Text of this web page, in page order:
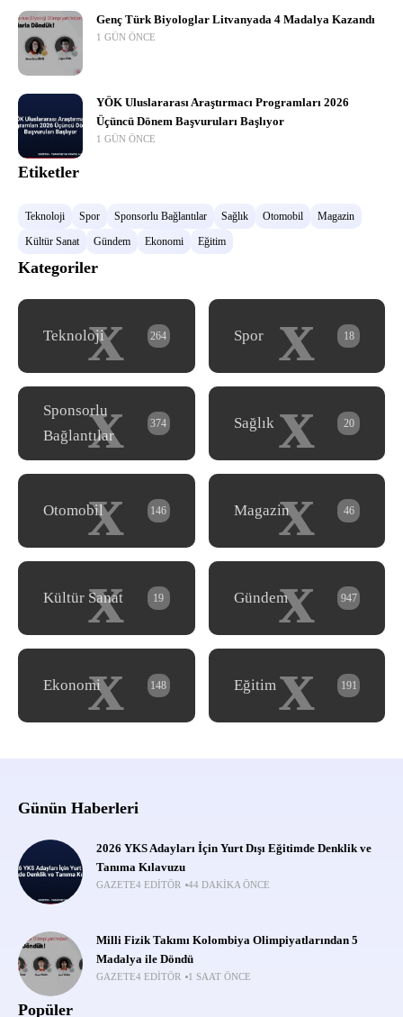
Genç Türk Biyologlar Litvanyada 4 Madalya Kazandı
1 GÜN ÖNCE
YÖK Uluslararası Araştırmacı Programları 2026
Üçüncü Dönem Başvuruları Başlıyor
1 GÜN ÖNCE
Etiketler
Teknoloji Spor Sponsorlu Bağlantılar Sağlık Otomobil
Magazin
Kültür Sanat
Gündem Ekonomi Eğitim
Kategoriler
x
Teknoloji 264 x
Spor 18
x
Sponsorlu
Bağlantılar
374 x
Sağlık 20
x
Otomobil 146 x
Magazin 46
x
Kültür Sanat 19 x
Gündem 947
x
Ekonomi 148 x
Eğitim 191
Günün Haberleri
2026 YKS Adayları İçin Yurt Dışı Eğitimde Denklik ve
Tanıma Kılavuzu
GAZETE4 EDITÖR 44 DAKIKA ÖNCE
Milli Fizik Takımı Kolombiya Olimpiyatlarından 5
Madalya ile Döndü
GAZETE4 EDITÖR 1 SAAT ÖNCE
Popüler